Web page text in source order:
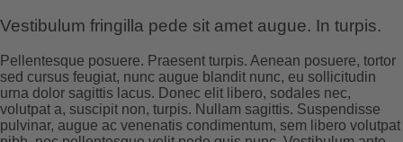
Vestibulum fringilla pede sit amet augue. In turpis.
Pellentesque posuere. Praesent turpis. Aenean posuere, tortor
sed cursus feugiat, nunc augue blandit nunc, eu sollicitudin
urna dolor sagittis lacus. Donec elit libero, sodales nec,
volutpat a, suscipit non, turpis. Nullam sagittis. Suspendisse
pulvinar, augue ac venenatis condimentum, sem libero volutpat